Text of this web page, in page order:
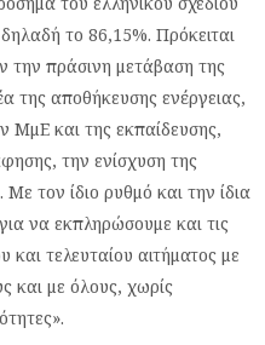
το 86,15%. Πρόκειται
την πράσινη μετάβαση της
της αποθήκευσης ενέργειας,
ΜμΕ και της εκπαίδευσης,
την ενίσχυση της
τον ίδιο ρυθμό και την ίδια
να εκπληρώσουμε και τις
και τελευταίου αιτήματος με
και με όλους, χωρίς